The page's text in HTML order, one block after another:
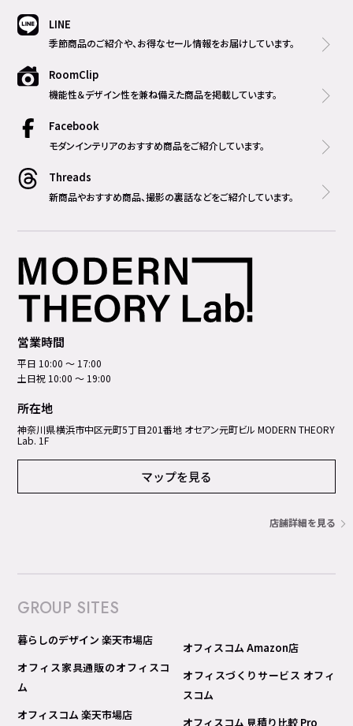
LINE
季節商品のご紹介や、お得なセール情報をお届けしています。
RoomClip
機能性＆デザイン性を兼ね備えた商品を掲載しています。
Facebook
モダンインテリアのおすすめ商品をご紹介しています。
Threads
新商品やおすすめ商品、撮影の裏話などをご紹介しています。
営業時間
平日 10:00 ～ 17:00
土日祝 10:00 ～ 19:00
所在地
神奈川県横浜市中区元町5丁⽬201番地 オセアン元町ビル MODERN THEORY
Lab. 1F
マップを見る
店舗詳細を見る
GROUP SITES
暮らしのデザイン 楽天市場店
オフィス家具通販のオフィスコ
ム
オフィスコム 楽天市場店
オフィスコム Amazon店
オフィスづくりサービス オフィ
スコム
オフィスコム 見積り比較 Pro